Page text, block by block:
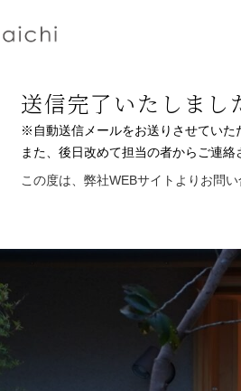
送信完了いたしまし
※自動送信メールをお送りさせていた
また、後日改めて担当の者からご連絡
この度は、弊社WEBサイトよりお問